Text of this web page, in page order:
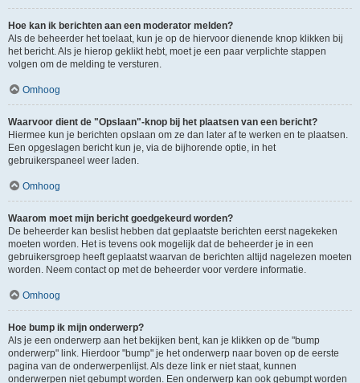
Hoe kan ik berichten aan een moderator melden?
Als de beheerder het toelaat, kun je op de hiervoor dienende knop klikken bij
het bericht. Als je hierop geklikt hebt, moet je een paar verplichte stappen
volgen om de melding te versturen.
Omhoog
Waarvoor dient de "Opslaan"-knop bij het plaatsen van een bericht?
Hiermee kun je berichten opslaan om ze dan later af te werken en te plaatsen.
Een opgeslagen bericht kun je, via de bijhorende optie, in het
gebruikerspaneel weer laden.
Omhoog
Waarom moet mijn bericht goedgekeurd worden?
De beheerder kan beslist hebben dat geplaatste berichten eerst nagekeken
moeten worden. Het is tevens ook mogelijk dat de beheerder je in een
gebruikersgroep heeft geplaatst waarvan de berichten altijd nagelezen moeten
worden. Neem contact op met de beheerder voor verdere informatie.
Omhoog
Hoe bump ik mijn onderwerp?
Als je een onderwerp aan het bekijken bent, kan je klikken op de "bump
onderwerp" link. Hierdoor "bump" je het onderwerp naar boven op de eerste
pagina van de onderwerpenlijst. Als deze link er niet staat, kunnen
onderwerpen niet gebumpt worden. Een onderwerp kan ook gebumpt worden